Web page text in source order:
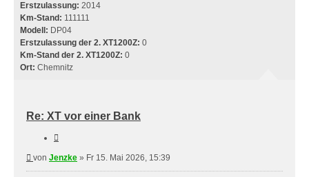
Erstzulassung: 2014
Km-Stand: 111111
Modell: DP04
Erstzulassung der 2. XT1200Z: 0
Km-Stand der 2. XT1200Z: 0
Ort: Chemnitz
Re: XT vor einer Bank
Beitrag
von Jenzke » Fr 15. Mai 2026, 15:39